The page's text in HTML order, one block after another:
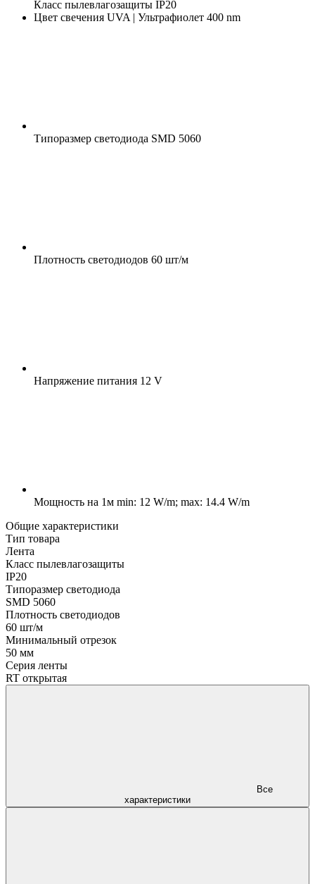
Класс пылевлагозащиты IP20
Цвет свечения UVA | Ультрафиолет 400 nm
Типоразмер светодиода SMD 5060
Плотность светодиодов 60 шт/м
Напряжение питания 12 V
Мощность на 1м min: 12 W/m; max: 14.4 W/m
Общие характеристики
Тип товара
Лента
Класс пылевлагозащиты
IP20
Типоразмер светодиода
SMD 5060
Плотность светодиодов
60 шт/м
Минимальный отрезок
50 мм
Серия ленты
RT открытая
характеристики